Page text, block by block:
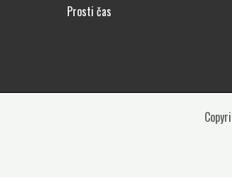
Prosti čas